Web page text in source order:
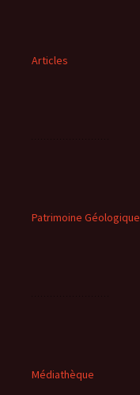
Articles
Patrimoine Géologique
Médiathèque